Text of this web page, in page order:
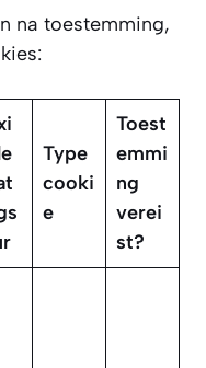
na toestemming,
Type
cooki
e
Toest
emmi
ng
verei
st?